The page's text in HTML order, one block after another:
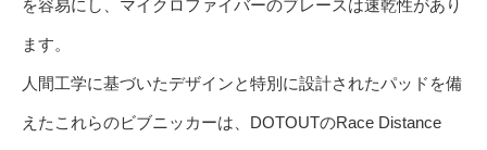
を容易にし、マイクロファイバーのブレースは速乾性があり
ます。
人間工学に基づいたデザインと特別に設計されたパッドを備
えたこれらのビブニッカーは、DOTOUTのRace Distance